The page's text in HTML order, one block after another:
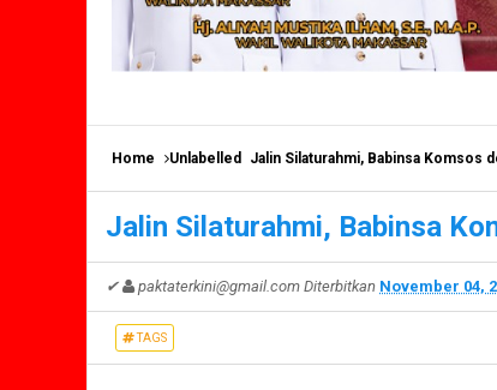
Home Unlabelled Jalin Silaturahmi, Babinsa Komsos
Jalin Silaturahmi, Babinsa
✔ paktaterkini@gmail.com Diterbitkan November 04,
TAGS